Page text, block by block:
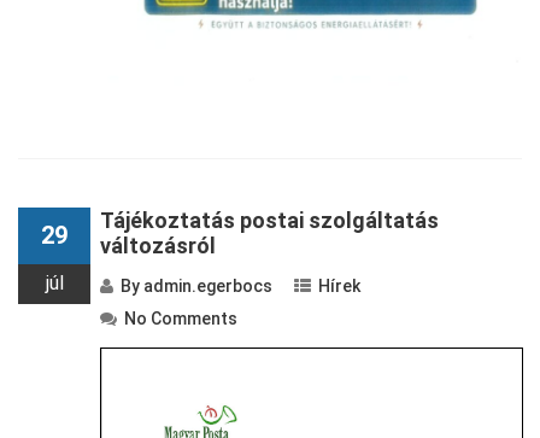
29
júl
Tájékoztatás postai szolgáltatás
változásról
By admin.egerbocs
Hírek
No Comments